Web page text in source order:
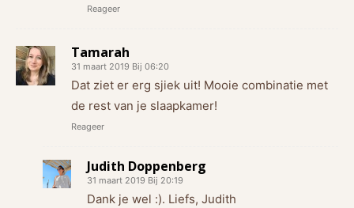
Reageer
Tamarah
31 maart 2019 Bij 06:20
Dat ziet er erg sjiek uit! Mooie combinatie met
de rest van je slaapkamer!
Reageer
Judith Doppenberg
31 maart 2019 Bij 20:19
Dank je wel :). Liefs, Judith